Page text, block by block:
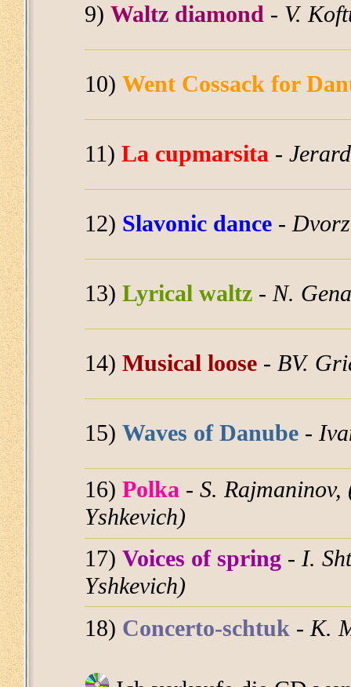
9) Waltz diamond - V.
10) Went Cossack for
11) La cupmarsita -
12) Slavonic dance -
13) Lyrical waltz -N.
14) Musical loose - ВV.
15) Waves of Danube -
16) Polka - S.
Yshkevich)
17) Voices of spring - I.
Yshkevich)
18) Concerto-schtuk -K.